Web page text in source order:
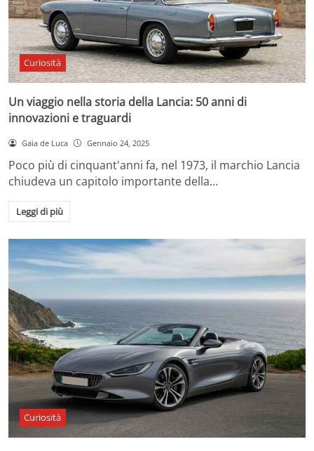
Curiosità
Un viaggio nella storia della Lancia: 50 anni di
innovazioni e traguardi
Gaia de Luca Gennaio 24, 2025
Poco più di cinquant'anni fa, nel 1973, il marchio Lancia
chiudeva un capitolo importante della…
Leggi di più
Curiosità